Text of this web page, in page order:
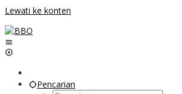
Lewati ke konten
Pencarian